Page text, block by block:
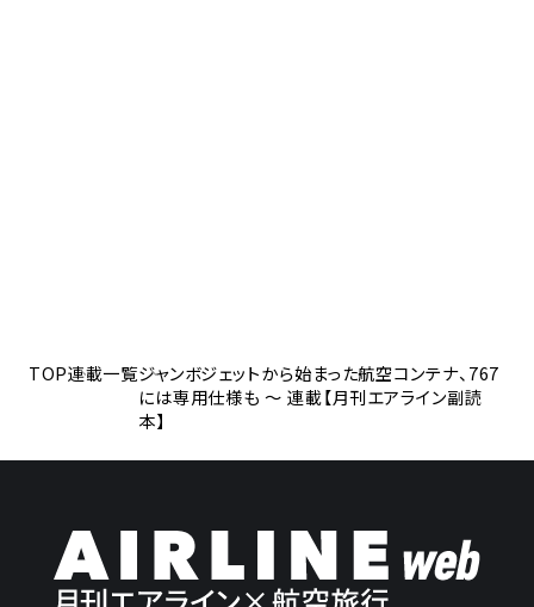
TOP連載一覧ジャンボジェットから始まった航空コンテナ、767
には専用仕様も ～ 連載【月刊エアライン副読
本】